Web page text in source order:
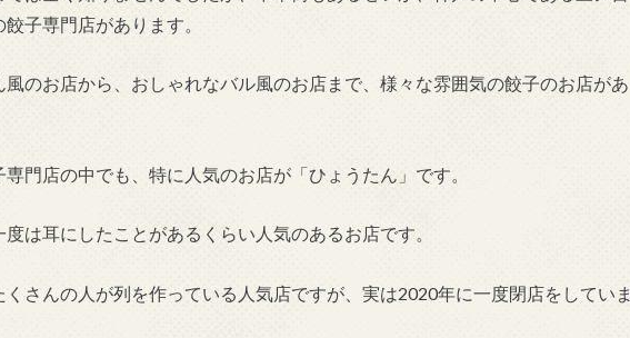
子専門店があります。
のお店から、おしゃれなバル風のお店まで、様々な雰囲気の餃子のお店があ
門店の中でも、特に人気のお店が「ひょうたん」です。
は耳にしたことがあるくらい人気のあるお店です。
さんの人が列を作っている人気店ですが、実は2020年に一度閉店をしていま